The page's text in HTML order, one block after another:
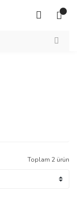
Toplam 2 ürün